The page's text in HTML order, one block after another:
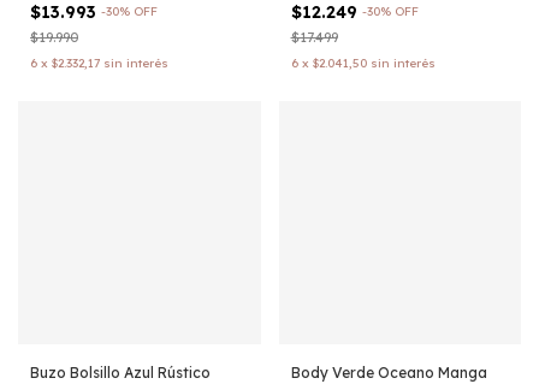
$13.993 -30% OFF
$19.990
6 x $2.332,17 sin interés
$12.249 -30% OFF
$17.499
6 x $2.041,50 sin interés
Buzo Bolsillo Azul Rústico
Body Verde Oceano Manga